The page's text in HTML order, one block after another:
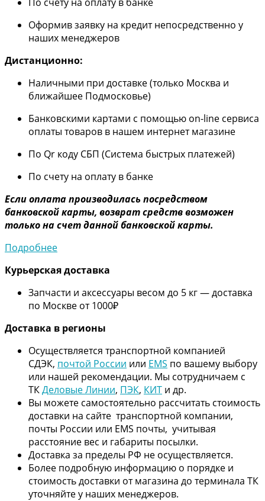
Оформив заявку на кредит непосредственно у
наших менеджеров
Дистанционно:
Наличными при доставке (только Москва и
ближайшее Подмосковье)
Банковскими картами с помощью on-line сервиса
оплаты товаров в нашем интернет магазине
По Qr коду СБП (Система быстрых платежей)
По счету на оплату в банке
Если оплата производилась посредством
банковской карты, возврат средств возможен
только на счет данной банковской карты.
Подробнее
Курьерская доставка
Запчасти и аксессуары весом до 5 кг — доставка
по Москве от 1000₽
Доставка в регионы
Осуществляется транспортной компанией
СДЭК, почтой России или EMS по вашему выбору
или нашей рекомендации. Мы сотрудничаем с
ТКДеловые Линии, ПЭК, КИТ и др.
Вы можете самостоятельно рассчитать стоимость
доставки на сайте транспортной компании,
почты России или EMS почты, учитывая
расстояние вес и габариты посылки.
Доставка за пределы РФ не осуществляется.
Более подробную информацию о порядке и
стоимость доставки от магазина до терминала ТК
уточняйте у наших менеджеров.